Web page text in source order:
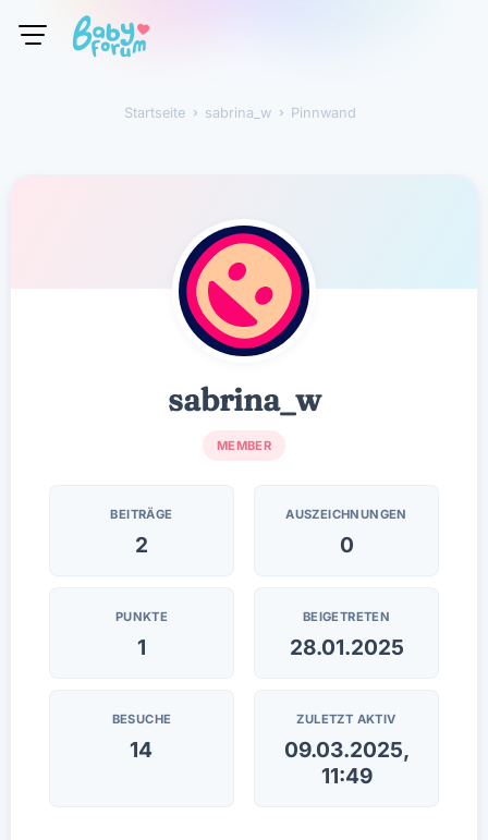
Startseite › sabrina_w › Pinnwand
sabrina_w
MEMBER
BEITRÄGE
2
AUSZEICHNUNGEN
0
PUNKTE
1
BEIGETRETEN
28.01.2025
BESUCHE
14
ZULETZT AKTIV
09.03.2025,
11:49